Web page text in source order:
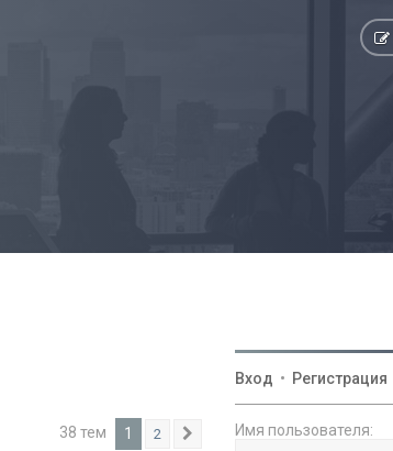
38 тем 1 2 След.
Вход • Регистрация
Имя пользователя: